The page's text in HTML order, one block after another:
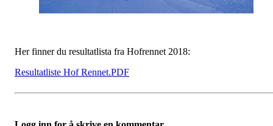
Her finner du resultatlista fra Hofrennet 2018:
Resultatliste Hof Rennet.PDF